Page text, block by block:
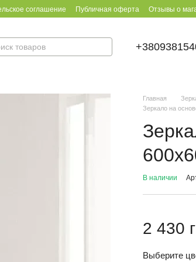
соглашение Публичная оферта Отзывы о
Главная
Зеркало на
В наличии
2 430
Выберите